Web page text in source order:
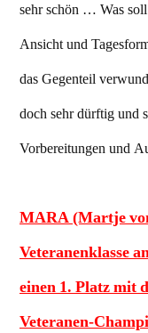
sehr schön … Was
Ansicht und
das Gegenteil
doch sehr dürftig und
Vorbereitungen und
MARA (Martje
Veteranenklasse
einen 1. Platz mit
Veteranen-